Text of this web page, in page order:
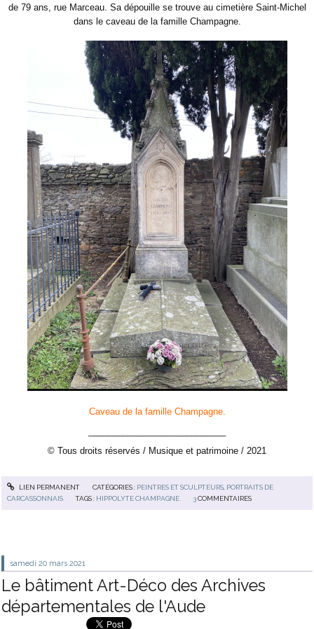
de 79 ans, rue Marceau. Sa dépouille se trouve au cimetière Saint-Michel
dans le caveau de la famille Champagne.
Caveau de la famille Champagne.
© Tous droits réservés / Musique et patrimoine / 2021
LIEN PERMANENT CATÉGORIES : PEINTRES ET SCULPTEURS, PORTRAITS DE
CARCASSONNAIS
TAGS : HIPPOLYTE CHAMPAGNE 3 COMMENTAIRES
samedi 20 mars 2021
Le bâtiment Art-Déco des Archives
départementales de l'Aude